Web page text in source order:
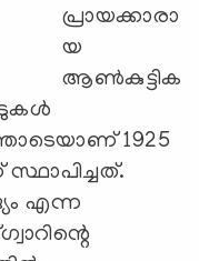
പ്രായക്കാരാ
യ
ആണ്‍കുട്ടിക
1925
എന്ന